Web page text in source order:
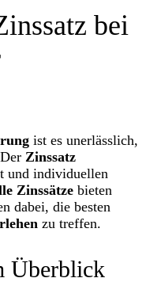
bei
ist es unerlässlich,
Zinssatz
und individuellen
Zinssätze bieten
dabei, die besten
zu treffen.
Überblick